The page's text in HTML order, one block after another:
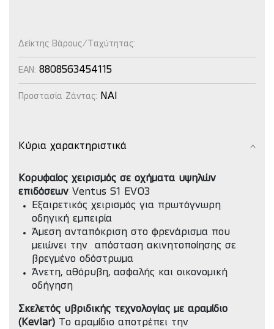
Δείκτης Βάρους/Ταχύτητας:
EAN: 8808563454115
Προστασία Ζάντας: NAI
Κύρια χαρακτηριστικά
Κορυφαίος χειρισμός σε οχήματα υψηλών
επιδόσεων Ventus S1 EVO3
Εξαιρετικός χειρισμός για πρωτόγνωρη
οδηγική εμπειρία
Άμεση ανταπόκριση στο φρενάρισμα που
μειώνει την απόσταση ακινητοποίησης σε
βρεγμένο οδόστρωμα
Άνετη, αθόρυβη, ασφαλής και οικονομική
οδήγηση
Σκελετός υβριδικής τεχνολογίας με αραμίδιο
(Kevlar) Το αραμίδιο αποτρέπει την